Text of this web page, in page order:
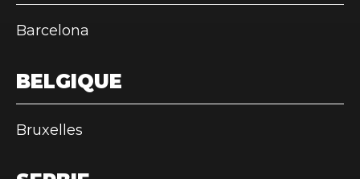
Barcelona
BELGIQUE
Bruxelles